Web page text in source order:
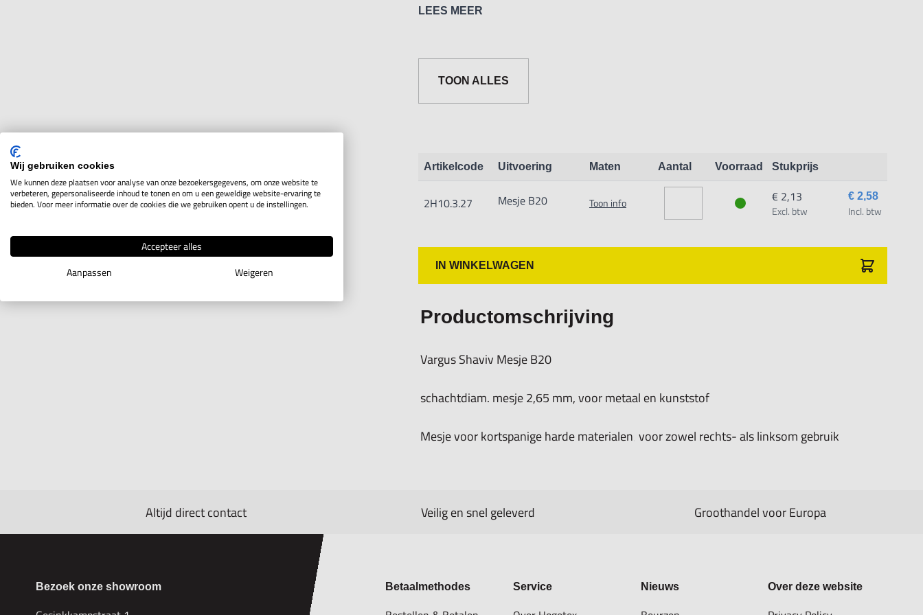
Mesje voor kortspanige harde materialen‚ voor zowel rechts- als linksom gebruik
LEES MEER
TOON ALLES
Artikelcode Uitvoering Maten Aantal Voorraad Stukprijs
2H10.3.27 Mesje B20 Toon info € 2,58
Incl. btw
€ 2,13
Excl. btw
IN WINKELWAGEN
Productomschrijving
Vargus Shaviv Mesje B20
schachtdiam. mesje 2,65 mm, voor metaal en kunststof
Mesje voor kortspanige harde materialen‚ voor zowel rechts- als linksom gebruik
Altijd direct contact Veilig en snel geleverd Groothandel voor Europa
Bezoek onze showroom Betaalmethodes Service Nieuws Over deze website
Wij gebruiken cookies
We kunnen deze plaatsen voor analyse van onze bezoekersgegevens, om onze website te
verbeteren, gepersonaliseerde inhoud te tonen en om u een geweldige website-ervaring te
bieden. Voor meer informatie over de cookies die we gebruiken opent u de instellingen.
Accepteer alles
Aanpassen
Weigeren